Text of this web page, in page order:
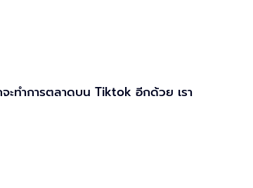
ทำการตลาดบน Tiktok อีกด้วย เรา